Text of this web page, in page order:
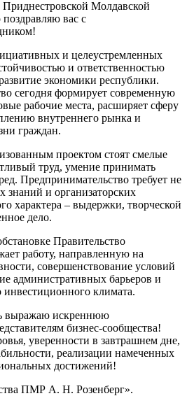
Молдавской
вас с
и целеустремленных
и ответственностью
экономики республики.
сегодня формирует современную
рабочие места, расширяет сферу
внутреннего рынка и
граждан.
проектом стоят смелые
труд, умение принимать
Предпринимательство требует не
знаний и организаторских
характера – выдержки, творческой
дело.
Правительство
работу, направленную на
совершенствование условий
административных барьеров и
инвестиционного климата.
выражаю искреннюю
бизнес-сообщества!
уверенности в завтрашнем дне,
реализации намеченных
достижений!
ПМР А. Н. Розенберг».